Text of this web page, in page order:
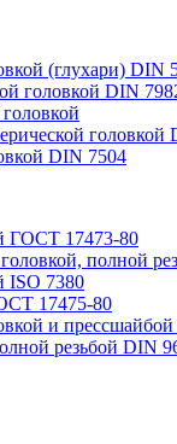
(глухари) DIN
головкой DIN
головкой
DIN 7504
ГОСТ 17473-80
полной
ISO 7380
17475-80
и
резьбой DIN